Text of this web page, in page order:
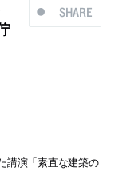
SHARE
講演「素直な建築の